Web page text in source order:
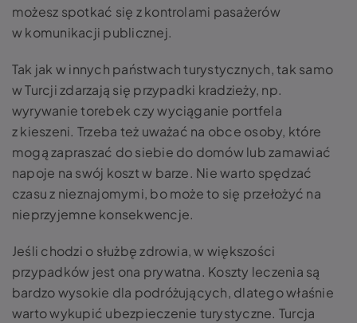
możesz spotkać się z kontrolami pasażerów
w komunikacji publicznej.
Tak jak w innych państwach turystycznych, tak samo
w Turcji zdarzają się przypadki kradzieży, np.
wyrywanie torebek czy wyciąganie portfela
z kieszeni. Trzeba też uważać na obce osoby, które
mogą zapraszać do siebie do domów lub zamawiać
napoje na swój koszt w barze. Nie warto spędzać
czasu z nieznajomymi, bo może to się przełożyć na
nieprzyjemne konsekwencje.
Jeśli chodzi o służbę zdrowia, w większości
przypadków jest ona prywatna. Koszty leczenia są
bardzo wysokie dla podróżujących, dlatego właśnie
warto wykupić ubezpieczenie turystyczne. Turcja